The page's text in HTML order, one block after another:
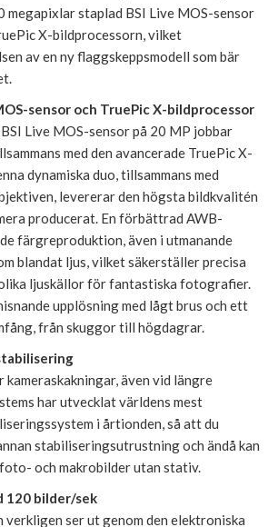
megapixlar staplad BSI Live MOS-sensor
X-bildprocessorn, vilket
av en ny flaggskeppsmodell som bär
sensor och TruePic X-bildprocessor
Live MOS-sensor på 20 MP jobbar
med den avancerade TruePic X-
dynamiska duo, tillsammans med
levererar den högsta bildkvalitén
producerat. En förbättrad AWB-
färgreproduktion, även i utmanande
blandat ljus, vilket säkerställer precisa
ljuskällor för fantastiska fotografier.
upplösning med lågt brus och ett
från skuggor till högdagrar.
även vid längre
har utvecklat världens mest
i årtionden, så att du
stabiliseringsutrustning och ändå kan
och makrobilder utan stativ.
120 bilder/sek
verkligen ser ut genom den elektroniska